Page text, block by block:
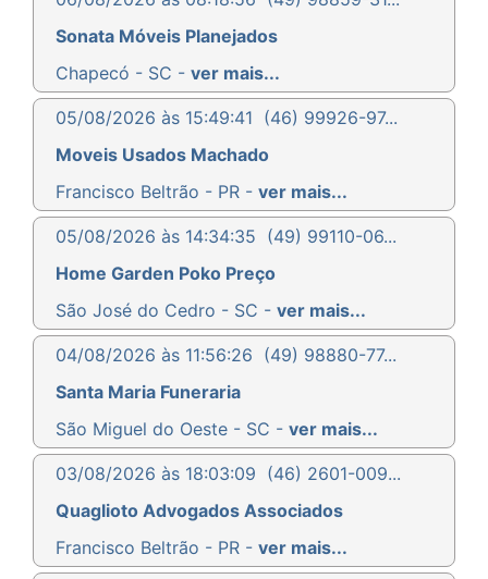
Sonata Móveis Planejados
Chapecó - SC - ver mais...
05/08/2026 às 15:49:41 (46) 99926-97...
Moveis Usados Machado
Francisco Beltrão - PR - ver mais...
05/08/2026 às 14:34:35 (49) 99110-06...
Home Garden Poko Preço
São José do Cedro - SC - ver mais...
04/08/2026 às 11:56:26 (49) 98880-77...
Santa Maria Funeraria
São Miguel do Oeste - SC - ver mais...
03/08/2026 às 18:03:09 (46) 2601-009...
Quaglioto Advogados Associados
Francisco Beltrão - PR - ver mais...